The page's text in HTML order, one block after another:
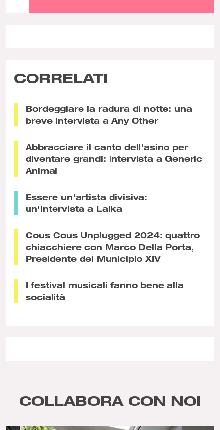
CORRELATI
Bordeggiare la radura di notte: una
breve intervista a Any Other
Abbracciare il canto dell'asino per
diventare grandi: intervista a Generic
Animal
Essere un'artista divisiva:
un'intervista a Laika
Cous Cous Unplugged 2024: quattro
chiacchiere con Marco Della Porta,
Presidente del Municipio XIV
I festival musicali fanno bene alla
socialità
COLLABORA CON NOI